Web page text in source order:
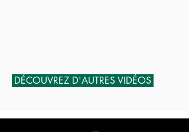
DÉCOUVREZ D'AUTRES VIDÉOS